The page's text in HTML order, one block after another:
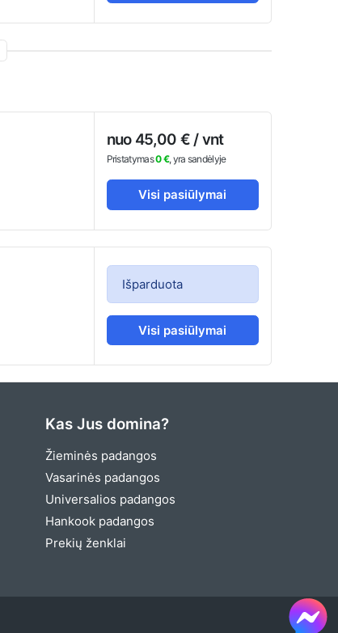
nuo 45,00 € / vnt
Pristatymas0 €, yra sandėlyje
Visi pasiūlymai
Išparduota
Visi pasiūlymai
Kas Jus domina?
Žieminės padangos
Vasarinės padangos
Universalios padangos
Hankook padangos
Prekių ženklai